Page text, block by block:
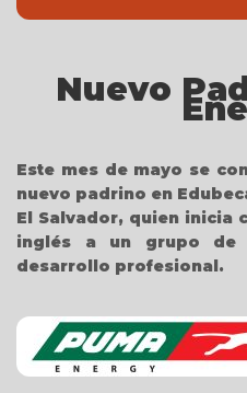
Nuevo
Este mes de mayo se
nuevo padrino en
El Salvador, quien inicia
inglés a un grupo de
desarrollo profesional.